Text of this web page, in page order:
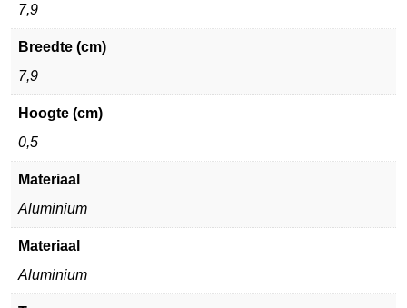
7,9
Breedte (cm)
7,9
Hoogte (cm)
0,5
Materiaal
Aluminium
Materiaal
Aluminium